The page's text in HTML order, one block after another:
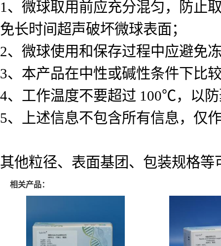
1、微球取用前应充分混匀，防止
免长时间超声破坏微球表面；
2、微球使用和保存过程中应避免
3、本产品在中性或碱性条件下比
4、工作温度不要超过 100℃，以
5、上述信息不包含所有信息，仅
其他粒径、表面基团、包装规格等
相关产品：